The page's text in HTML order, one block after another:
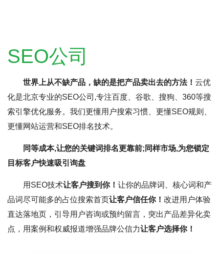
SEO公司
世界上从不缺产品，缺的是把产品卖出去的方法！ 云优
化是北京专业的SEO公司,专注百度、谷歌、搜狗、360等搜
索引擎优化服务。我们更懂用户搜索习惯、更懂SEO规则、
更懂网站运营和SEO排名技术。
同等成本,让您的关键词排名更靠前;同样市场,为您锁定
目标客户快速吸引询盘
用SEO技术让客户搜到你！ 让你的品牌词、核心词和产
品词尽可能多的占位搜索首页让客户信任你！ 改进用户体验
直达落地页，引导用户咨询或预约留言，突出产品差异化卖
点，用案例和权威报道增强品牌公信力让客户选择你！